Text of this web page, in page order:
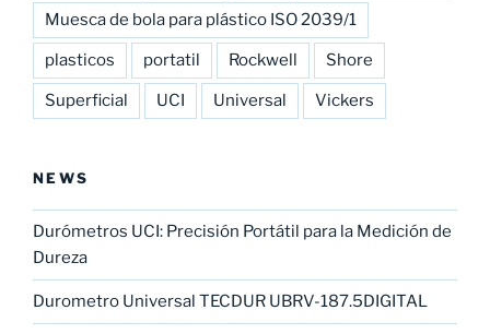
Muesca de bola para plástico ISO 2039/1
plasticos portatil Rockwell Shore
Superficial UCI Universal Vickers
NEWS
Durómetros UCI: Precisión Portátil para la Medición de
Dureza
Durometro Universal TECDUR UBRV-187.5DIGITAL